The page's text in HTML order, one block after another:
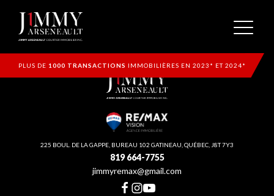
PLUS DE 1000 TRANSACTIONS IMMOBILIÈRES EN 2023* ET 2024*
225 BOUL. DE LA GAPPE, BUREAU 102 GATINEAU, QUÉBEC, J8T 7Y3
819 664-7755
jimmyremax@gmail.com